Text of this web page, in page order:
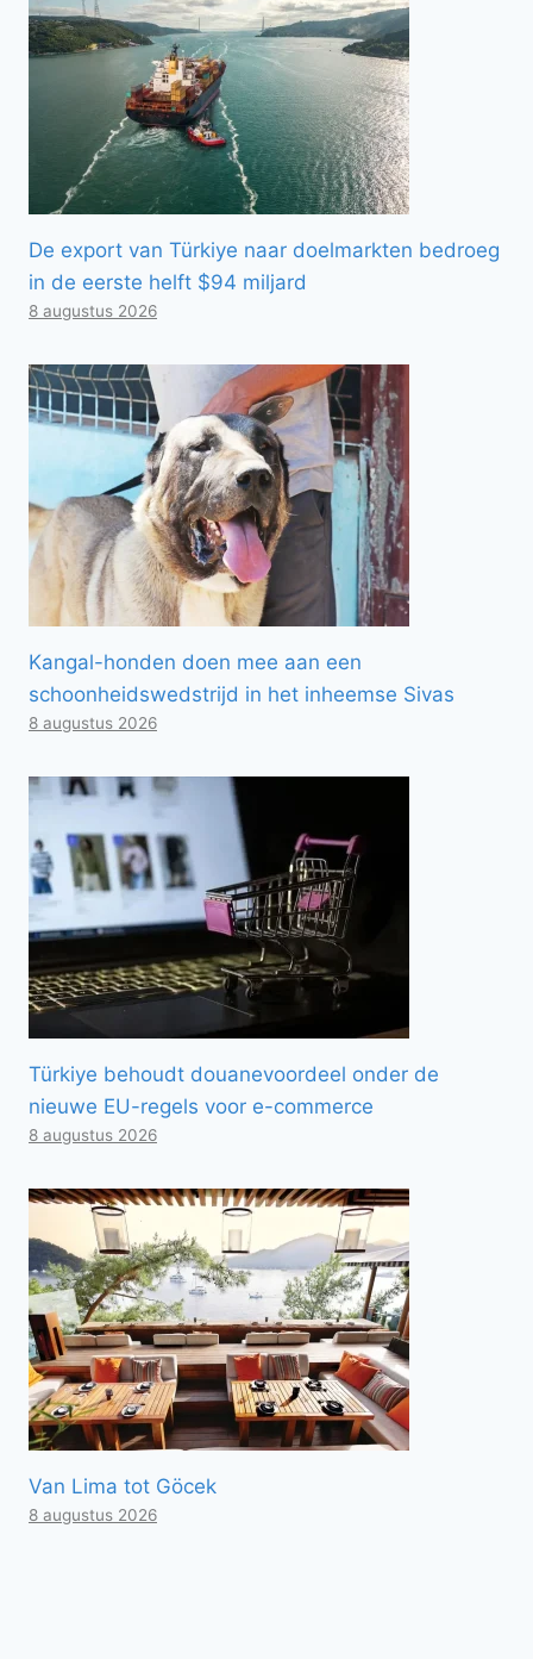
De export van Türkiye naar doelmarkten bedroeg
in de eerste helft $94 miljard
8 augustus 2026
Kangal-honden doen mee aan een
schoonheidswedstrijd in het inheemse Sivas
8 augustus 2026
Türkiye behoudt douanevoordeel onder de
nieuwe EU-regels voor e-commerce
8 augustus 2026
Van Lima tot Göcek
8 augustus 2026